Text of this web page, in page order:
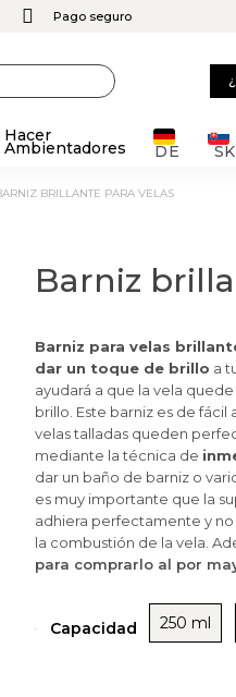
Pago seguro
Hacer
Ambientadores DE SK
BARNIZ BRILLANTE PARA VELAS
Barniz
Barniz para velas
dar un toque de brillo a
ayudará a que la vela
brillo. Este barniz es de fácil
velas talladas queden
mediante la técnica de
dar un baño de barniz o
es muy importante que la
adhiera perfectamente y
la combustión de la vela.
para comprarlo al por
Capacidad 250 ml